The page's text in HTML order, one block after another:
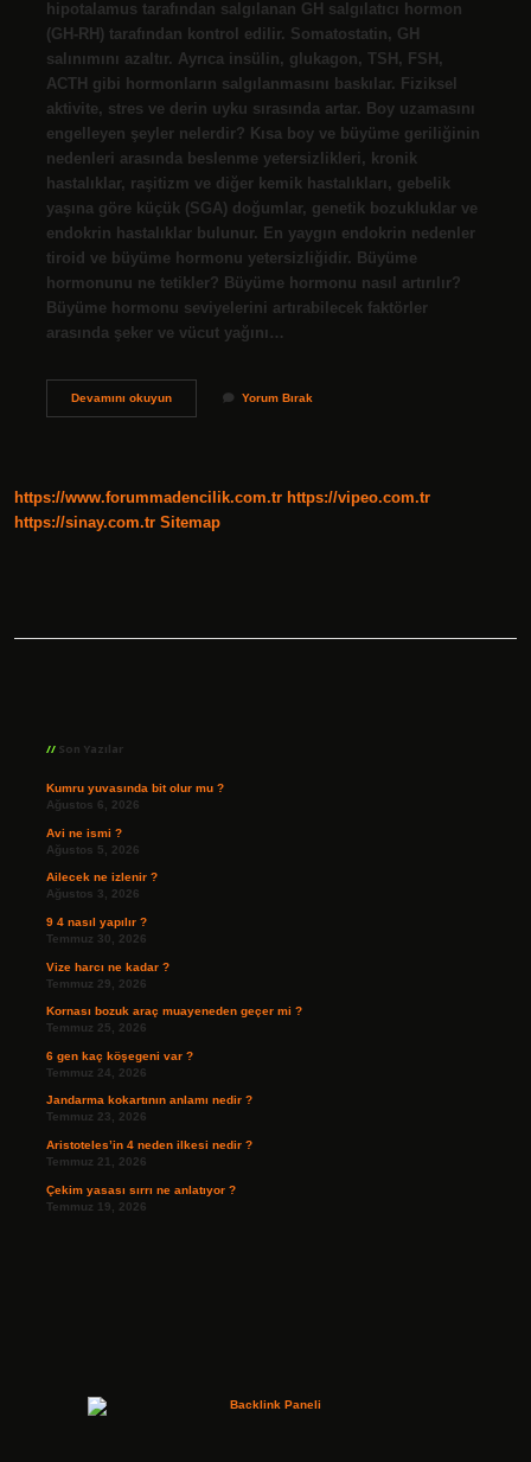
hipotalamus tarafından salgılanan GH salgılatıcı hormon
(GH-RH) tarafından kontrol edilir. Somatostatin, GH
salınımını azaltır. Ayrıca insülin, glukagon, TSH, FSH,
ACTH gibi hormonların salgılanmasını baskılar. Fiziksel
aktivite, stres ve derin uyku sırasında artar. Boy uzamasını
engelleyen şeyler nelerdir? Kısa boy ve büyüme geriliğinin
nedenleri arasında beslenme yetersizlikleri, kronik
hastalıklar, raşitizm ve diğer kemik hastalıkları, gebelik
yaşına göre küçük (SGA) doğumlar, genetik bozukluklar ve
endokrin hastalıklar bulunur. En yaygın endokrin nedenler
tiroid ve büyüme hormonu yetersizliğidir. Büyüme
hormonunu ne tetikler? Büyüme hormonu nasıl artırılır?
Büyüme hormonu seviyelerini artırabilecek faktörler
arasında şeker ve vücut yağını…
Devamını okuyunBüyüme
Yorum Bırak
https://www.forummadencilik.com.tr https://vipeo.com.tr
https://sinay.com.tr Sitemap
Son Yazılar
Kumru yuvasında bit olur mu ?
Ağustos 6, 2026
Avi ne ismi ?
Ağustos 5, 2026
Ailecek ne izlenir ?
Ağustos 3, 2026
9 4 nasıl yapılır ?
Temmuz 30, 2026
Vize harcı ne kadar ?
Temmuz 29, 2026
Kornası bozuk araç muayeneden geçer mi ?
Temmuz 25, 2026
6 gen kaç köşegeni var ?
Temmuz 24, 2026
Jandarma kokartının anlamı nedir ?
Temmuz 23, 2026
Aristoteles’in 4 neden ilkesi nedir ?
Temmuz 21, 2026
Çekim yasası sırrı ne anlatıyor ?
Temmuz 19, 2026